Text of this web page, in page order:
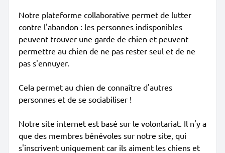
Notre plateforme collaborative permet de lutter
contre l'abandon : les personnes indisponibles
peuvent trouver une garde de chien et peuvent
permettre au chien de ne pas rester seul et de ne
pas s'ennuyer.
Cela permet au chien de connaître d'autres
personnes et de se sociabiliser !
Notre site internet est basé sur le volontariat. Il n'y a
que des membres bénévoles sur notre site, qui
s'inscrivent uniquement car ils aiment les chiens et